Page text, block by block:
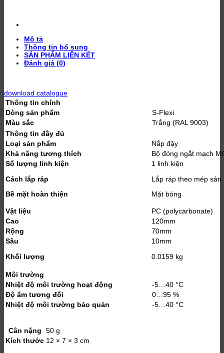
Mô tả
Thông tin bổ sung
SẢN PHẨM LIÊN KẾT
Đánh giá (0)
download catalogue
Thông tin chính
Dòng sản phẩm
S-Flexi
Màu sắc
Trắng (RAL 9003)
Thông tin đầy đủ
Loại sản phẩm
Nắp đậy
Khả năng tương thích
Bộ đóng ngắt mạch
Số lượng linh kiện
Cách lắp ráp
Bề mặt hoàn thiện
1 linh kiện
Lắp ráp theo mép sản
Mặt bóng
Vật liệu
PC (polycarbonate)
Cao
120mm
Rộng
70mm
Sâu
Khối lượng
10mm
0.0159 kg
Môi trường
Nhiệt độ môi trường hoạt động
-5…40 °C
Độ ẩm tương đối
0…95 %
Nhiệt độ môi trường bảo quản
-5…40 °C
Cân nặng
50 g
Kích thước 12 × 7 × 3 cm